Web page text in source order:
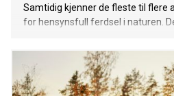
Samtidig kjenner de fleste til flere
for hensynsfull ferdsel i naturen.